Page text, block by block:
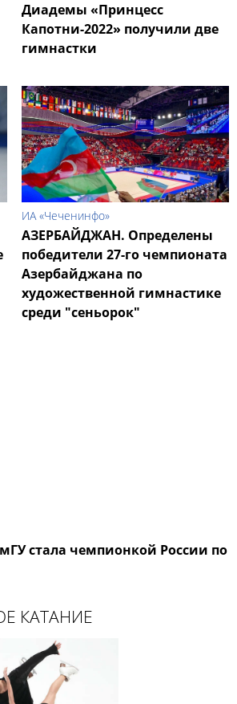
Диадемы «Принцесс
Капотни-2022» получили две
гимнастки
ИА «Чеченинфо»
АЗЕРБАЙДЖАН. Определены
победители 27-го чемпионата
Азербайджана по
художественной гимнастике
среди "сеньорок"
стала чемпионкой России по
КАТАНИЕ